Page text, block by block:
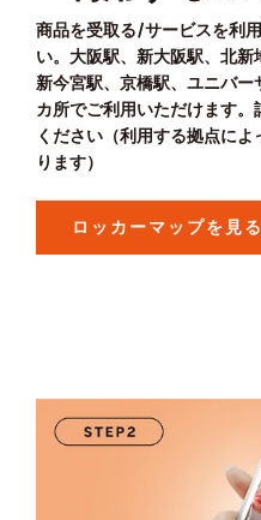
商品を受取る/サービスを利
い。大阪駅、新大阪駅、北新
新今宮駅、京橋駅、ユニバー
カ所でご利用いただけます
ください（利用する拠点に
ります）
ロッカーマップを見る